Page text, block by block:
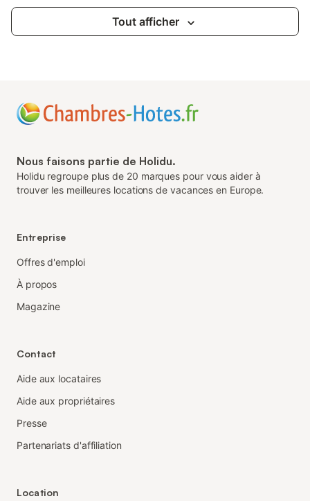
Tout afficher
Nous faisons partie de Holidu.
Holidu regroupe plus de 20 marques pour vous aider à
trouver les meilleures locations de vacances en Europe.
Entreprise
Offres d'emploi
À propos
Magazine
Contact
Aide aux locataires
Aide aux propriétaires
Presse
Partenariats d'affiliation
Location